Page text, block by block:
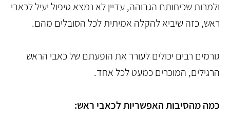
ולמרות שכיחותם הגבוהה, עדיין לא נמצא טיפול יעיל לכאבי
ראש, כזה שיביא להקלה אמיתית לכל הסובלים מהם.
גורמים רבים יכולים לעורר את הופעתם של כאבי הראש
הרגילים, המוכרים כמעט לכל אחד.
כמה מהסיבות האפשריות לכאבי ראש: